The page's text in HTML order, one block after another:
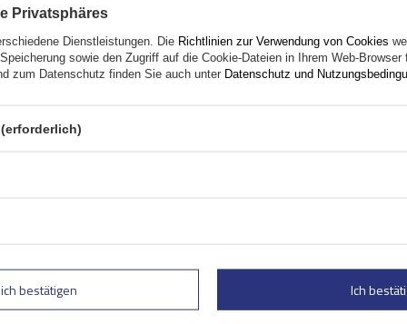
traditionelle und
Aluminiumschienen
Privatsphäres
Dienstleistungen. Die Richtlinien zur Verwendung von Cookies
sowie den Zugriff auf die Cookie-Dateien in Ihrem Web-
zum Datenschutz finden Sie auch unter Datenschutz und
bestätigen Ich